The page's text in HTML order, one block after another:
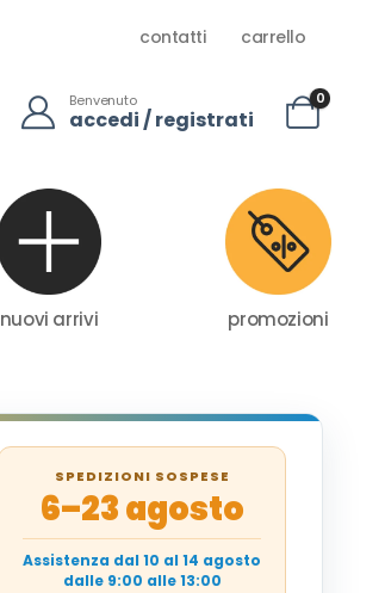
contatti carrello
Benvenuto
accedi / registrati
0
nuovi arrivi promozioni
SPEDIZIONI SOSPESE
6–23 agosto
Assistenza dal 10 al 14 agosto
dalle 9:00 alle 13:00